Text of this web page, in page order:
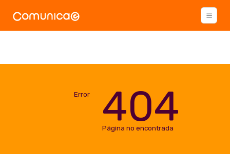
Error 404
Página no encontrada